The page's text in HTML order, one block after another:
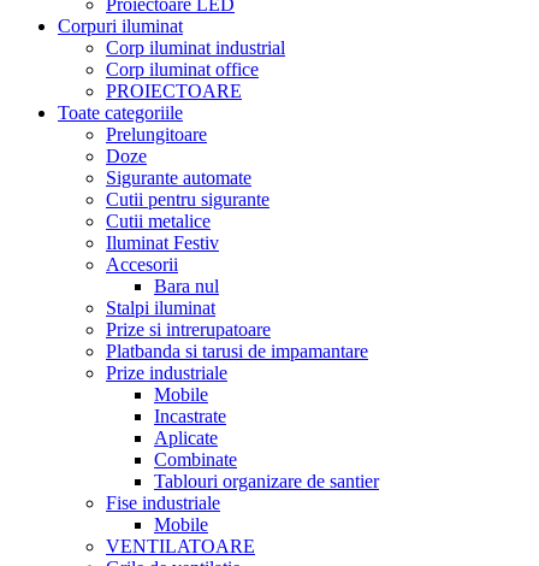
Proiectoare LED
Corpuri iluminat
Corp iluminat industrial
Corp iluminat office
PROIECTOARE
Toate categoriile
Prelungitoare
Doze
Sigurante automate
Cutii pentru sigurante
Cutii metalice
Iluminat Festiv
Accesorii
Bara nul
Stalpi iluminat
Prize si intrerupatoare
Platbanda si tarusi de impamantare
Prize industriale
Mobile
Incastrate
Aplicate
Combinate
Tablouri organizare de santier
Fise industriale
Mobile
VENTILATOARE